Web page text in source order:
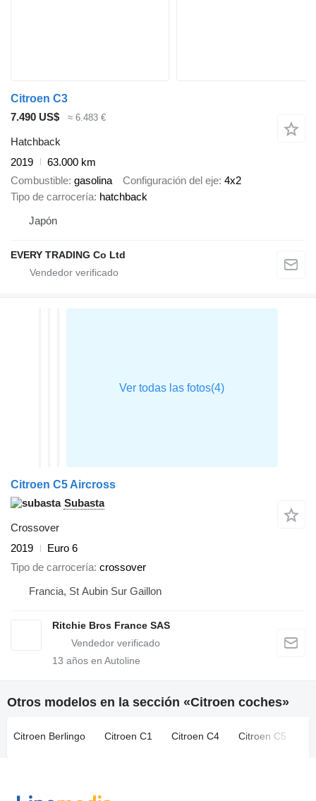
Citroen C3
7.490 US$
≈ 6.483 €
Hatchback
2019
63.000 km
Combustible gasolina Configuración del eje 4x2
Tipo de carrocería hatchback
Japón
EVERY TRADING Co Ltd
Citroen C5 Aircross
Subasta
Crossover
2019
Euro 6
Tipo de carrocería crossover
Francia, St Aubin Sur Gaillon
Ritchie Bros France SAS
13 años en Autoline
Otros modelos en la sección «Citroen coches»
Citroen Berlingo Citroen C1 Citroen C4 Citroen C5